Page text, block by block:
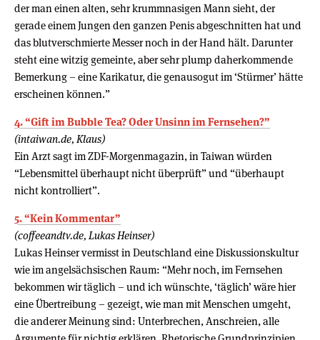
der man einen alten, sehr krummnasigen Mann sieht, der
gerade einem Jungen den ganzen Penis abgeschnitten hat und
das blutverschmierte Messer noch in der Hand hält. Darunter
steht eine witzig gemeinte, aber sehr plump daherkommende
Bemerkung – eine Karikatur, die genausogut im ‘Stürmer’ hätte
erscheinen können.”
4. “Gift im Bubble Tea? Oder Unsinn im Fernsehen?”
(intaiwan.de, Klaus)
Ein Arzt sagt im ZDF-Morgenmagazin, in Taiwan würden
“Lebensmittel überhaupt nicht überprüft” und “überhaupt
nicht kontrolliert”.
5. “Kein Kommentar”
(coffeeandtv.de, Lukas Heinser)
Lukas Heinser vermisst in Deutschland eine Diskussionskultur
wie im angelsächsischen Raum: “Mehr noch, im Fernsehen
bekommen wir täglich – und ich wünschte, ‘täglich’ wäre hier
eine Übertreibung – gezeigt, wie man mit Menschen umgeht,
die anderer Meinung sind: Unterbrechen, Anschreien, alle